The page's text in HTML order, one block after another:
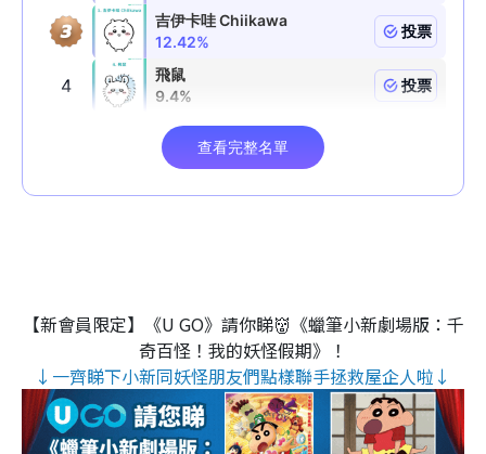
【新會員限定】《U GO》請你睇👹《蠟筆小新劇場版：千
奇百怪！我的妖怪假期》！
↓一齊睇下小新同妖怪朋友們點樣聯手拯救屋企人啦↓